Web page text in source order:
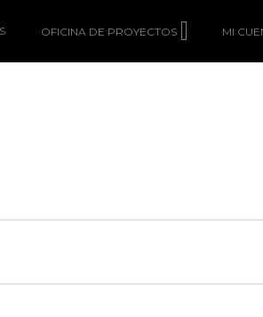
OFICINA DE PROYECTOS MI